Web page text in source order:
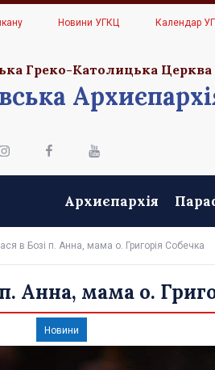
Новини УГКЦ Календар
Греко-Католицька Церква
Архиєпархія
в Бозі п. Анна, мама о. Григорія Собечка
Анна, мама о.
Новини